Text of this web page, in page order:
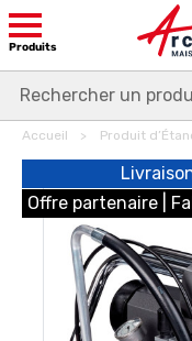
Produits
Accueil Produit
Offre partenaire |